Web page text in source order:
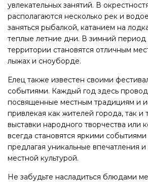
увлекательных занятий. В
располагаются несколько рек и
заняться рыбалкой, катанием на
теплые летние дни. В зимний
территории становятся отличным
лыжах и сноуборде.
Елец также известен своими
событиями. Каждый год здесь
посвященные местным традициям и
привлекая как жителей города, так и
выставки народного творчества или
всегда становятся яркими
предлагая уникальные впечатления и
местной культурой.
Не забудьте насладиться блюдами